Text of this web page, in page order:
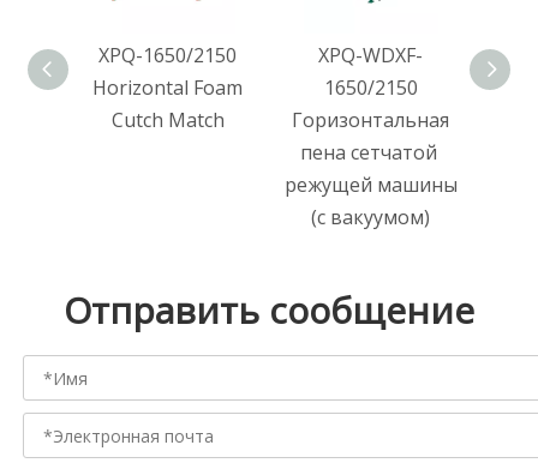
XPQ-1650/2150
Horizontal Foam
Cutch Match
XPQ-WDXF-
1650/2150
Горизонтальная
пена сетчатой ​​
режущей машины
(с вакуумом)
Отправить сообщение